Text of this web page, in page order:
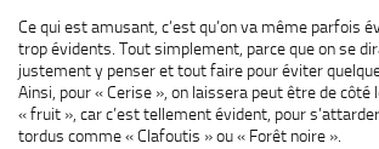
Ce qui est amusant, c’est qu’on va même parfois
trop évidents. Tout simplement, parce que on se
justement y penser et tout faire pour éviter
Ainsi, pour « Cerise », on laissera peut être de côté
« fruit », car c’est tellement évident, pour
tordus comme « Clafoutis » ou « Forêt noire ».